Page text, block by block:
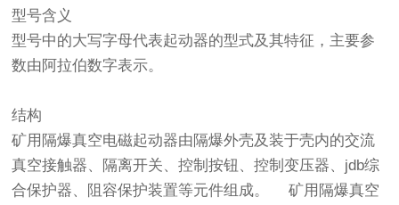
型号含义
型号中的大写字母代表起动器的型式及其特征，主要参
数由阿拉伯数字表示。
结构
矿用隔爆真空电磁起动器由隔爆外壳及装于壳内的交流
真空接触器、隔离开关、控制按钮、控制变压器、jdb综
合保护器、阻容保护装置等元件组成。 矿用隔爆真空